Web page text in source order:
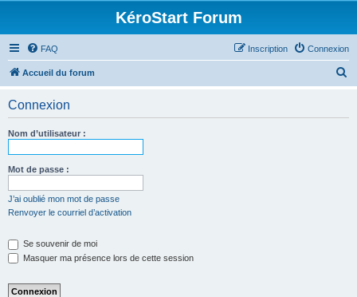
KéroStart Forum
FAQ Connexion
Inscription
Accueil du forum
Connexion
Nom d’utilisateur :
Mot de passe :
J’ai oublié mon mot de passe
Renvoyer le courriel d’activation
Se souvenir de moi
Masquer ma présence lors de cette session